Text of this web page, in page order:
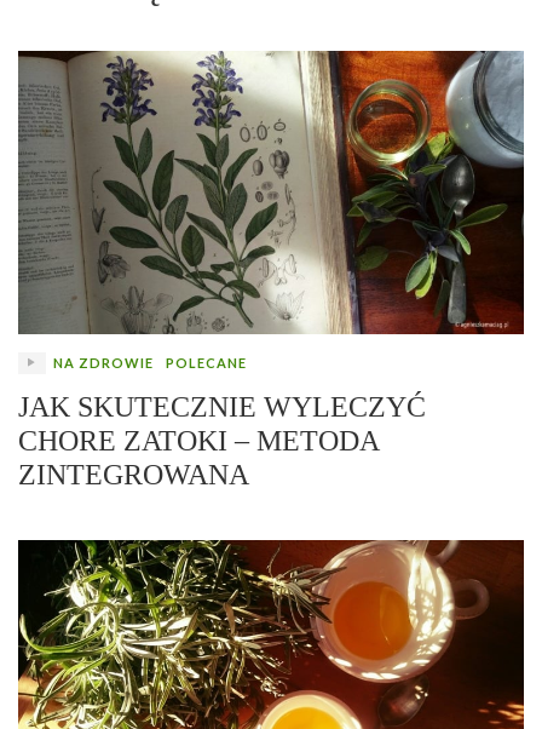
NA ZDROWIE POLECANE
JAK SKUTECZNIE WYLECZYĆ
CHORE ZATOKI – METODA
ZINTEGROWANA